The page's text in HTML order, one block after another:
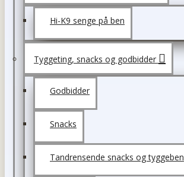
Hi-K9 senge på ben
Tyggeting, snacks og godbidder
Godbidder
Snacks
Tandrensende snacks og tyggeben